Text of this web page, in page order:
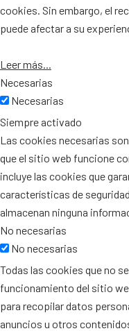
cookies. Sin embargo, el
puede afectar a su
Leer más...
Necesarias
Necesarias
Siempre activado
Las cookies necesarias
que el sitio web funcione
incluye las cookies que
características de
almacenan ninguna
No necesarias
No necesarias
Todas las cookies que no
funcionamiento del sitio
para recopilar datos
anuncios u otros